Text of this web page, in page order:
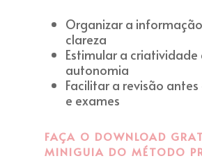
Organizar a
clareza
Estimular a criatividade
autonomia
Facilitar a revisão
e exames
FAÇA O DOWNLOAD
MINIGUIA DO MÉTODO